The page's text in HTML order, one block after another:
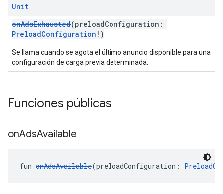
Unit
onAdsExhausted(preloadConfiguration:
PreloadConfiguration !)
Se llama cuando se agota el último anuncio disponible para una
configuración de carga previa determinada.
Funciones públicas
onAdsAvailable
fun onAdsAvailable(preloadConfiguration: